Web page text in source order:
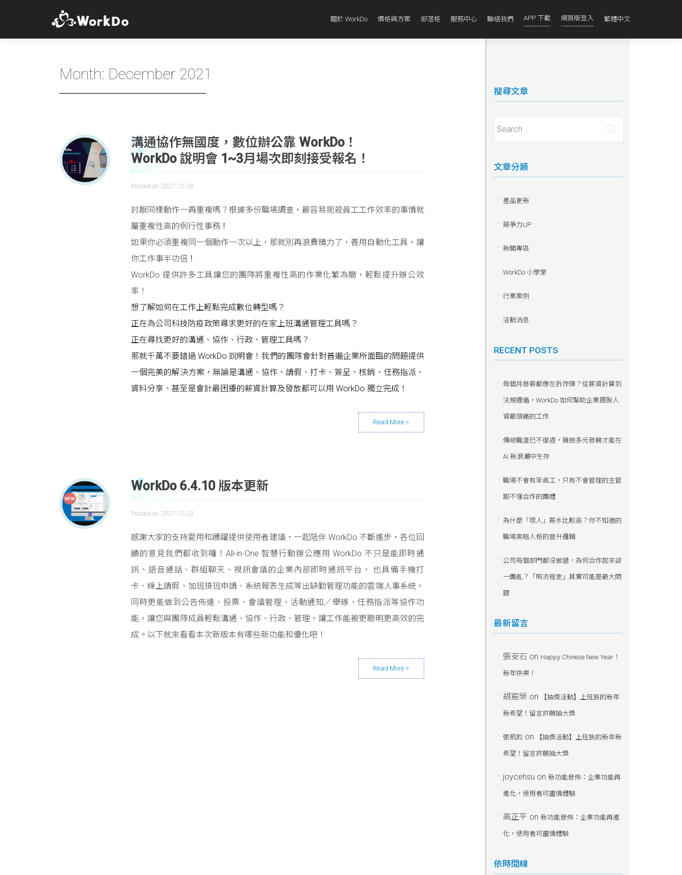
關於 WorkDo 價格與方案 部落格 服務中心 聯絡我們 APP 下載 網頁版登入 繁體中文
Month: December 2021
溝通協作無國度，數位辦公靠 WorkDo！
WorkDo 說明會 1~3月場次即刻接受報名！
Posted on 2021-12-28
討厭同樣動作一再重複嗎？根據多份職場調查，最容易扼殺員工工作效率的事情就
屬重複性高的例行性事務 ！
如果你必須重複同一個動作一次以上，那就別再浪費精力了，善用自動化工具，讓
你工作事半功倍 ！
WorkDo 提供許多工具讓您的團隊將重複性高的作業化繁為簡，輕鬆提升辦公效
率！
想了解如何在工作上輕鬆完成數位轉型嗎？
正在為公司科技防疫政策尋求更好的在家上班溝通管理工具嗎？
正在尋找更好的溝通、協作、行政、管理工具嗎？
那就千萬不要錯過 WorkDo 說明會！我們的團隊會針對普遍企業所面臨的問題提供
一個完美的解決方案，無論是溝通、協作、請假、打卡、簽呈、核銷、任務指派、
資料分享、甚至是會計最困擾的薪資計算及發放都可以用 WorkDo 獨立完成！
WorkDo 6.4.10 版本更新
Posted on 2021-12-23
感謝大家的支持愛用和踴躍提供使用者建議，一起陪伴 WorkDo 不斷進步，各位回
饋的意見我們都收到囉！All-in-One 智慧行動辦公應用 WorkDo 不只是能即時通
訊、語音通話、群組聊天、視訊會議的企業內部即時通訊平台， 也具備手機打
卡、線上請假、加班排班申請、系統報表生成等出缺勤管理功能的雲端人事系統，
同時更能做到公告佈達、投票、會議管理、活動通知／舉辦、任務指派等協作功
能，讓您與團隊成員輕鬆溝通、協作、行政、管理，讓工作能被更聰明更高效的完
成。以下就來看看本次新版本有哪些新功能和優化吧！
搜尋文章
Search for:
文章分類
產品更新
競爭力UP
新聞專區
WorkDo 小學堂
行業案例
活動消息
RECENT POSTS
每個月發薪都像在拆炸彈？從薪資計算到
法規遵循，WorkDo 如何幫助企業擺脫人
資最頭痛的工作
傳統職涯已不復返，擁抱多元發展才能在
AI 新浪潮中生存
職場不會有笨員工，只有不會管理的主管
跟不懂合作的團體
為什麼「壞人」薪水比較高？你不知道的
職場黑暗人格的晉升邏輯
公司每個部門都沒做錯，為何合作起來卻
一團亂？「照流程走」其實可能是最大問
題
最新留言
張安石 on Happy Chinese New Year！
新年快樂！
胡宸榮 on 【抽獎活動】上班族的新年
新希望！留言許願抽大獎
張凱鈞on 【抽獎活動】上班族的新年新
希望！留言許願抽大獎
joycehsu on 新功能發佈：企業功能再
進化，使用者可盡情體驗
高正平 on 新功能發佈：企業功能再進
化，使用者可盡情體驗
依時間線